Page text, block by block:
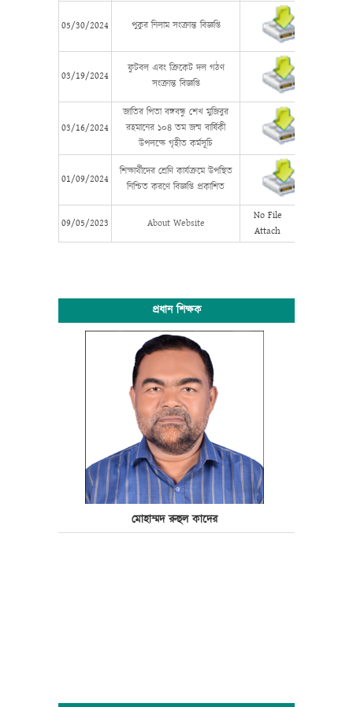
05/30/2024 পুকুর নিলাম সংক্রান্ত বিজ্ঞপ্তি
03/19/2024
ফুটবল এবং ক্রিকেট দল গঠণ
সংক্রান্ত বিজ্ঞপ্তি
03/16/2024
জাতির পিতা বঙ্গবন্ধু শেখ মুজিবুর
রহমানের ১০৪ তম জন্ম বার্ষিকী
উপলক্ষে গৃহীত কর্মসূচি
01/09/2024
শিক্ষার্থীদের শ্রেণি কার্যক্রমে উপস্থিত
নিশ্চিত করণে বিজ্ঞপ্তি প্রকাশিত
09/05/2023 About Website
No File
Attach
প্রধান শিক্ষক
মোহাম্মদ রুহুল কাদের